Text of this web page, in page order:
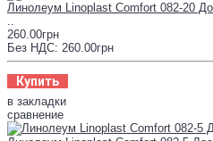
Линолеум Linoplast Comfort 082-20
..
260.00грн
Без НДС: 260.00грн
Купить
в закладки
сравнение